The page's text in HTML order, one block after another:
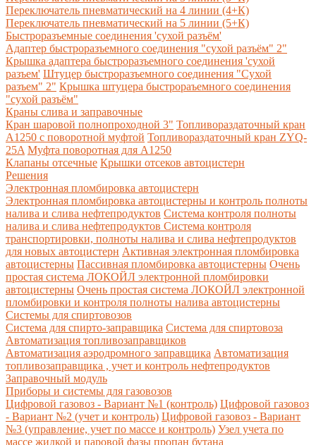
Переключатель пневматический на 4 линии (4+К)
Переключатель пневматический на 5 линии (5+К)
Быстроразъемные соединения 'сухой разъём'
Адаптер быстроразъемного соединения "сухой разъём" 2"
Крышка адаптера быстроразъемного соединения 'сухой
разъем' Штуцер быстроразъемного соединения "Сухой
разъем" 2" Крышка штуцера быстрораъемного соединения
"сухой разъём"
Краны слива и заправочные
Кран шаровой полнопроходной 3" Топливораздаточный кран
A1250 с поворотной муфтой Топливораздаточный кран ZYQ-
25A Муфта поворотная для А1250
Клапаны отсечные Крышки отсеков автоцистерн
Решения
Электронная пломбировка автоцистерн
Электронная пломбировка автоцистерны и контроль полноты
налива и слива нефтепродуктов Система контроля полноты
налива и слива нефтепродуктов Система контроля
транспортировки, полноты налива и слива нефтепродуктов
для новых автоцистерн Активная электронная пломбировка
автоцистерны Пассивная пломбировка автоцистерны Очень
простая система ЛОКОЙЛ электронной пломбировки
автоцистерны Очень простая система ЛОКОЙЛ электронной
пломбировки и контроля полноты налива автоцистерны
Системы для спиртовозов
Система для спирто-заправщика Система для спиртовоза
Автоматизация топливозаправщиков
Автоматизация аэродромного заправщика Автоматизация
топливозаправщика , учет и контроль нефтепродуктов
Заправочный модуль
Приборы и системы для газовозов
Цифровой газовоз - Вариант №1 (контроль) Цифровой газовоз
- Вариант №2 (учет и контроль) Цифровой газовоз - Вариант
№3 (управление, учет по массе и контроль) Узел учета по
массе жидкой и паровой фазы пропан бутана